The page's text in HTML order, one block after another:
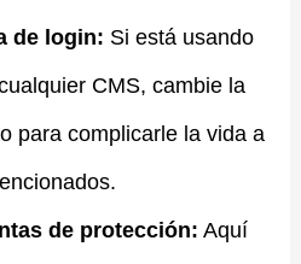
de login: Si está usando
CMS, cambie la
para complicarle la vida a
de protección: Aquí